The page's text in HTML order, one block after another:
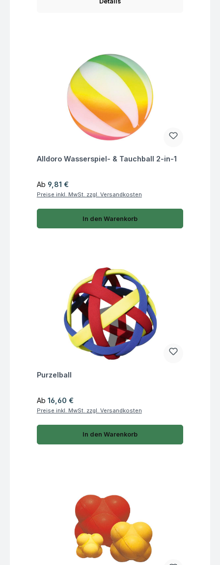
Fragen zum Artikel
Alldoro Wasserspiel- & Tauchball 2-in-1
Regulärer Preis:
Ab 9,81 €
Preise inkl. MwSt. zzgl. Versandkosten
In den Warenkorb
Fragen zum Artikel
Purzelball
Regulärer Preis:
Ab 16,60 €
Preise inkl. MwSt. zzgl. Versandkosten
In den Warenkorb